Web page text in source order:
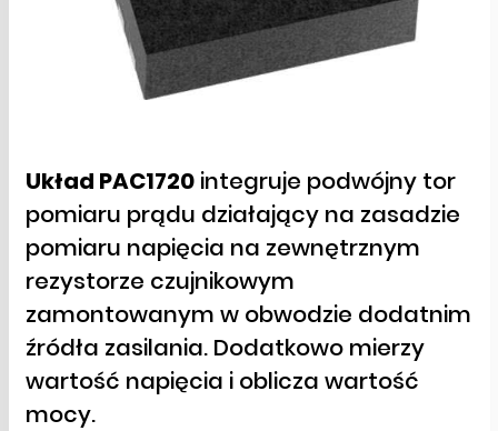
Układ PAC1720integruje podwójny tor
pomiaru prądu działający na zasadzie
pomiaru napięcia na zewnętrznym
rezystorze czujnikowym
zamontowanym w obwodzie dodatnim
źródła zasilania. Dodatkowo mierzy
wartość napięcia i oblicza wartość
mocy.